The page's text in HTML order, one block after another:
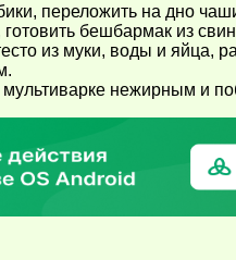
переложить на дно
готовить бешбармак из
из муки, воды и яйца,
нежирным и